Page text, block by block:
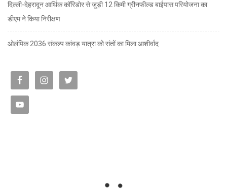
दिल्ली-देहरादून आर्थिक कॉरिडोर से जुड़ी 12 किमी ग्रीनफील्ड बाईपास परियोजना का
डीएम ने किया निरीक्षण
ओलंपिक 2036 संकल्प कांवड़ यात्रा को संतों का मिला आशीर्वाद